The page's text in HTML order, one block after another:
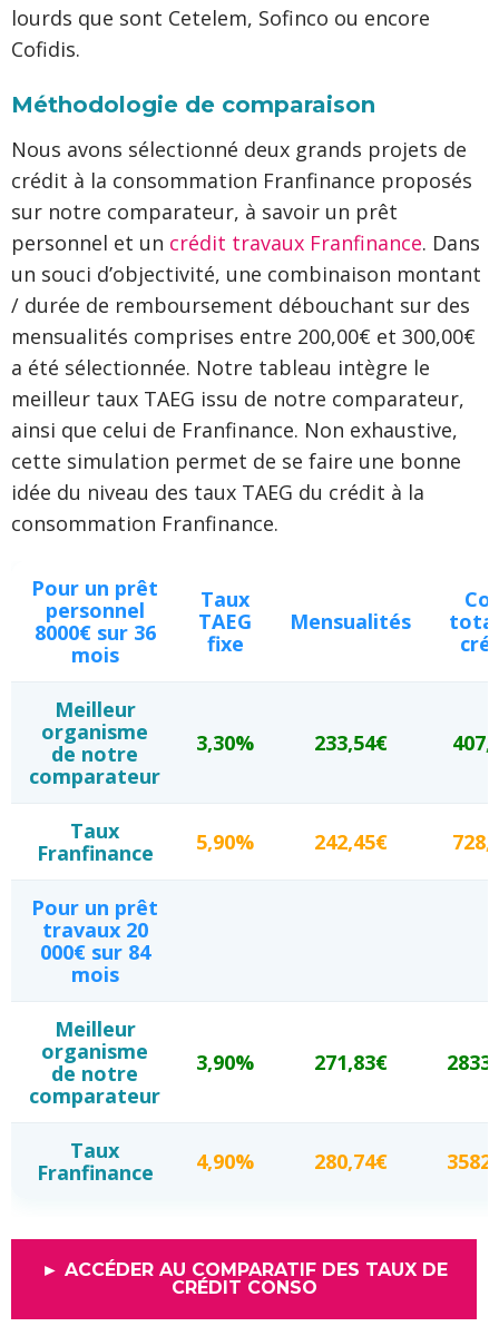
lourds que sont Cetelem, Sofinco ou encore
Cofidis.
Méthodologie de comparaison
Nous avons sélectionné deux grands projets de
crédit à la consommation Franfinance proposés
sur notre comparateur, à savoir un prêt
personnel et un crédit travaux Franfinance. Dans
un souci d’objectivité, une combinaison montant
/ durée de remboursement débouchant sur des
mensualités comprises entre 200,00€ et 300,00€
a été sélectionnée. Notre tableau intègre le
meilleur taux TAEG issu de notre comparateur,
ainsi que celui de Franfinance. Non exhaustive,
cette simulation permet de se faire une bonne
idée du niveau des taux TAEG du crédit à la
consommation Franfinance.
Pour un prêt
personnel
8000€ sur 36
mois
Taux
TAEG
fixe
Mensualités
Meilleur
organisme
de notre
comparateur
3,30% 233,54€
Taux
Franfinance
5,90% 242,45€
Pour un prêt
travaux 20
000€ sur 84
mois
Meilleur
organisme
de notre
comparateur
3,90% 271,83€
Taux
Franfinance
4,90% 280,74€
► ACCÉDER AU COMPARATIF DES TAUX DE
CRÉDIT CONSO